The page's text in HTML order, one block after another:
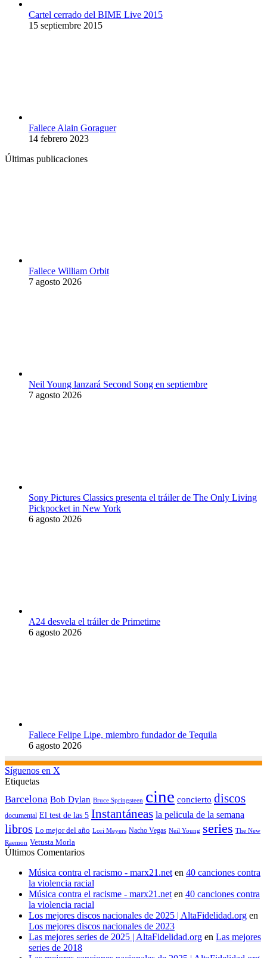
Cartel cerrado del BIME Live 2015
15 septiembre 2015
Fallece Alain Goraguer
14 febrero 2023
Últimas publicaciones
Fallece William Orbit
7 agosto 2026
Neil Young lanzará Second Song en septiembre
7 agosto 2026
Sony Pictures Classics presenta el tráiler de The Only Living
Pickpocket in New York
6 agosto 2026
A24 desvela el tráiler de Primetime
6 agosto 2026
Fallece Felipe Lipe, miembro fundador de Tequila
6 agosto 2026
Síguenos en X
Etiquetas
Barcelona Bob Dylan Bruce Springsteen cine concierto discos
documental El test de las 5 Instantáneas la pelicula de la semana
libros Lo mejor del año Lori Meyers Nacho Vegas Neil Young series The New
Raemon Vetusta Morla
Últimos Comentarios
Música contra el racismo - marx21.neten 40 canciones contra
la violencia racial
Música contra el racisme - marx21.neten 40 canciones contra
la violencia racial
Los mejores discos nacionales de 2025 | AltaFidelidad.org en
Los mejores discos nacionales de 2023
Las mejores series de 2025 | AltaFidelidad.org en Las mejores
series de 2018